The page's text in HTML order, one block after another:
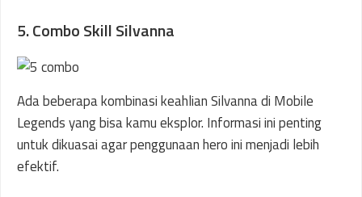
5. Combo Skill Silvanna
Ada beberapa kombinasi keahlian Silvanna di Mobile
Legends yang bisa kamu eksplor. Informasi ini penting
untuk dikuasai agar penggunaan hero ini menjadi lebih
efektif.